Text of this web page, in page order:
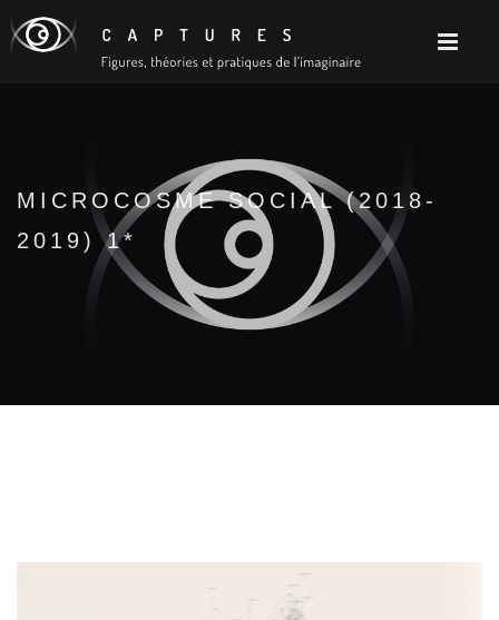
MICROCOSME SOCIAL (2018-
2019) 1*